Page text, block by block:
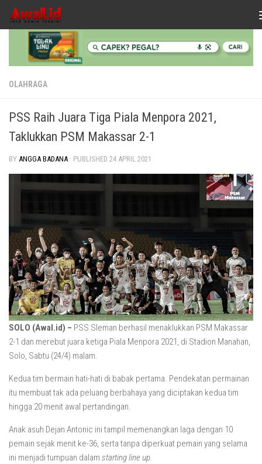
Skip to content
OLAHRAGA
PSS Raih Juara Tiga Piala Menpora 2021,
Taklukkan PSM Makassar 2-1
BY ANGGA BADANA · PUBLISHED 24 APRIL 2021
SOLO (Awal.id) – PSS Sleman berhasil menaklukkan PSM Makassar
2-1 dan merebut juara ketiga Piala Menpora 2021, di Stadion Manahan,
Solo, Sabtu (24/4) malam.
Kedua tim bermain hati-hati di babak pertama. Pendekatan permainan
itu membuat tak ada peluang berbahaya yang diciptakan kedua tim
hingga 20 menit awal pertandingan.
Anak asuh Dejan Antonic ini tampil memenangkan laga dengan 10
pemain sejak menit ke-36, serta tanpa diperkuat pemain yang selama
ini menjadi tumpuan dalam starting line up.